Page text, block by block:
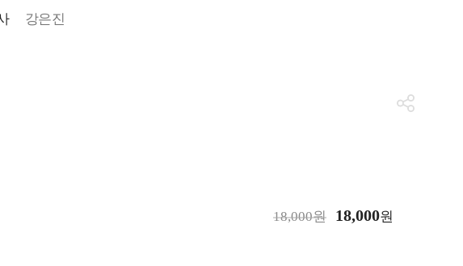
강은진
18,000원 18,000원